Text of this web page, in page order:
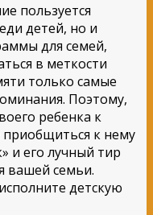
пользуется
детей, но и
для семей,
в меткости
только самые
Поэтому,
ребенка к
к нему
и его лучный тир
вашей семьи.
детскую